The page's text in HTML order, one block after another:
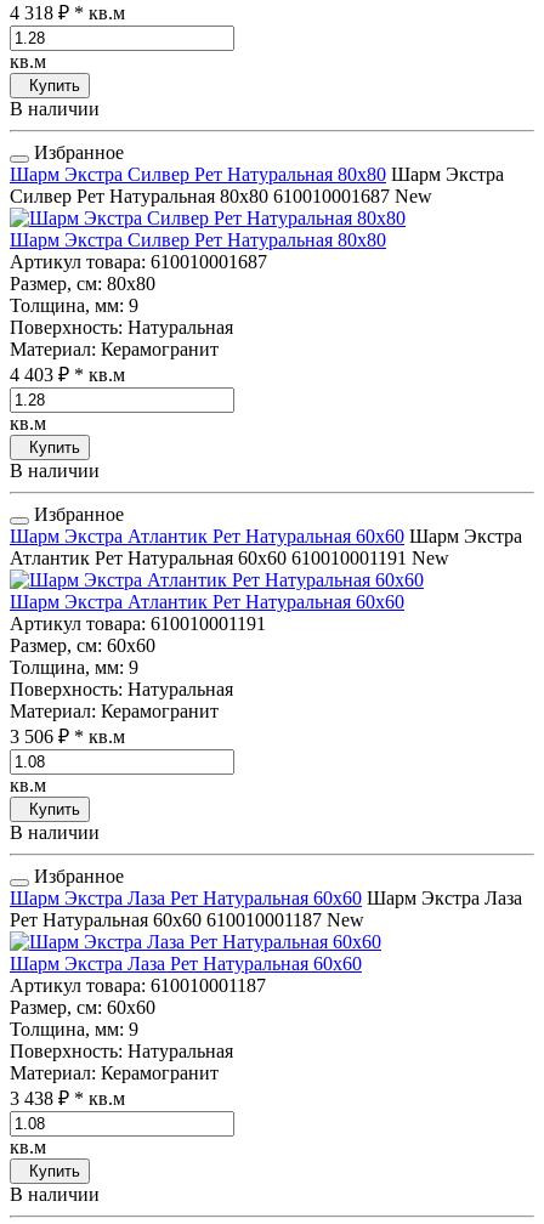
4 318 ₽ * кв.м
кв.м
Купить
В наличии
Избранное
Шарм Экстра Силвер Рет Натуральная 80x80 Шарм Экстра
Силвер Рет Натуральная 80x80 610010001687 New
Шарм Экстра Силвер Рет Натуральная 80x80
Артикул товара: 610010001687
Размер, см: 80x80
Толщина, мм: 9
Поверхность: Натуральная
Материал: Керамогранит
4 403 ₽ * кв.м
кв.м
Купить
В наличии
Избранное
Шарм Экстра Атлантик Рет Натуральная 60x60 Шарм Экстра
Атлантик Рет Натуральная 60x60 610010001191 New
Шарм Экстра Атлантик Рет Натуральная 60x60
Артикул товара: 610010001191
Размер, см: 60x60
Толщина, мм: 9
Поверхность: Натуральная
Материал: Керамогранит
3 506 ₽ * кв.м
кв.м
Купить
В наличии
Избранное
Шарм Экстра Лаза Рет Натуральная 60x60 Шарм Экстра Лаза
Рет Натуральная 60x60 610010001187 New
Шарм Экстра Лаза Рет Натуральная 60x60
Артикул товара: 610010001187
Размер, см: 60x60
Толщина, мм: 9
Поверхность: Натуральная
Материал: Керамогранит
3 438 ₽ * кв.м
кв.м
Купить
В наличии